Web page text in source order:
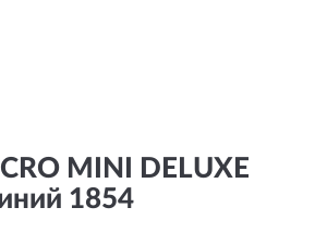
MINI DELUXE
1854